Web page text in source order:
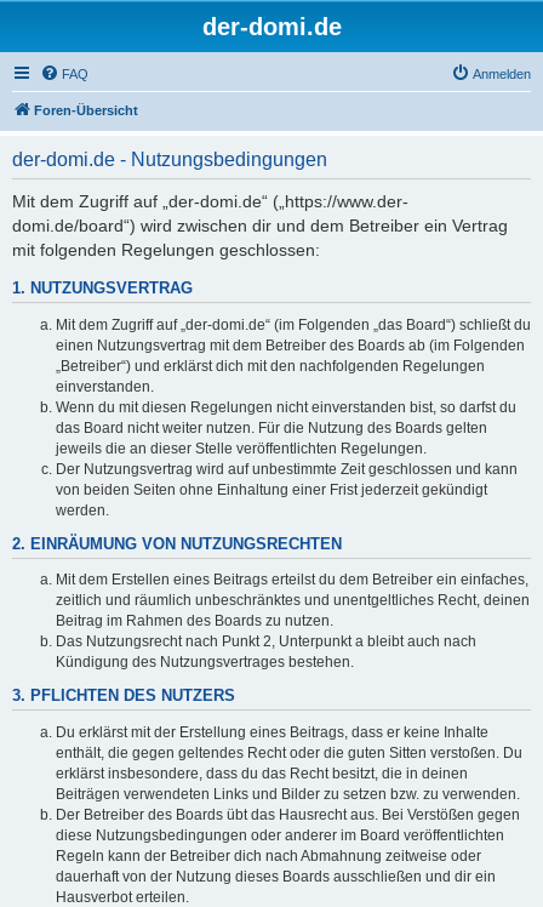
der-domi.de
FAQ Anmelden
Foren-Übersicht
der-domi.de - Nutzungsbedingungen
Mit dem Zugriff auf „der-domi.de“ („https://www.der-
domi.de/board“) wird zwischen dir und dem Betreiber ein Vertrag
mit folgenden Regelungen geschlossen:
1. NUTZUNGSVERTRAG
Mit dem Zugriff auf „der-domi.de“ (im Folgenden „das Board“) schließt du
einen Nutzungsvertrag mit dem Betreiber des Boards ab (im Folgenden
„Betreiber“) und erklärst dich mit den nachfolgenden Regelungen
einverstanden.
Wenn du mit diesen Regelungen nicht einverstanden bist, so darfst du
das Board nicht weiter nutzen. Für die Nutzung des Boards gelten
jeweils die an dieser Stelle veröffentlichten Regelungen.
Der Nutzungsvertrag wird auf unbestimmte Zeit geschlossen und kann
von beiden Seiten ohne Einhaltung einer Frist jederzeit gekündigt
werden.
2. EINRÄUMUNG VON NUTZUNGSRECHTEN
Mit dem Erstellen eines Beitrags erteilst du dem Betreiber ein einfaches,
zeitlich und räumlich unbeschränktes und unentgeltliches Recht, deinen
Beitrag im Rahmen des Boards zu nutzen.
Das Nutzungsrecht nach Punkt 2, Unterpunkt a bleibt auch nach
Kündigung des Nutzungsvertrages bestehen.
3. PFLICHTEN DES NUTZERS
Du erklärst mit der Erstellung eines Beitrags, dass er keine Inhalte
enthält, die gegen geltendes Recht oder die guten Sitten verstoßen. Du
erklärst insbesondere, dass du das Recht besitzt, die in deinen
Beiträgen verwendeten Links und Bilder zu setzen bzw. zu verwenden.
Der Betreiber des Boards übt das Hausrecht aus. Bei Verstößen gegen
diese Nutzungsbedingungen oder anderer im Board veröffentlichten
Regeln kann der Betreiber dich nach Abmahnung zeitweise oder
dauerhaft von der Nutzung dieses Boards ausschließen und dir ein
Hausverbot erteilen.